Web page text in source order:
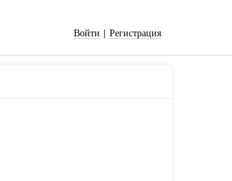
Войти | Регистрация